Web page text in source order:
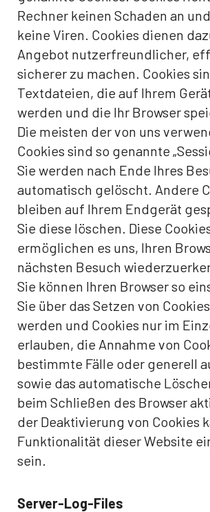
Rechner keinen Schaden an
keine Viren. Cookies dienen
Angebot nutzerfreundlicher,
sicherer zu machen. Cookies
Textdateien, die auf Ihrem
werden und die Ihr Browser
Die meisten der von uns
Cookies sind so genannte
Sie werden nach Ende Ihres
automatisch gelöscht. Andere
bleiben auf Ihrem Endgerät
Sie diese löschen. Diese
ermöglichen es uns, Ihren
nächsten Besuch
Sie können Ihren Browser so
Sie über das Setzen von
werden und Cookies nur im
erlauben, die Annahme von
bestimmte Fälle oder generell
sowie das automatische
beim Schließen des Browser
der Deaktivierung von Cookies
Funktionalität dieser Website
sein.
Server-Log-Files